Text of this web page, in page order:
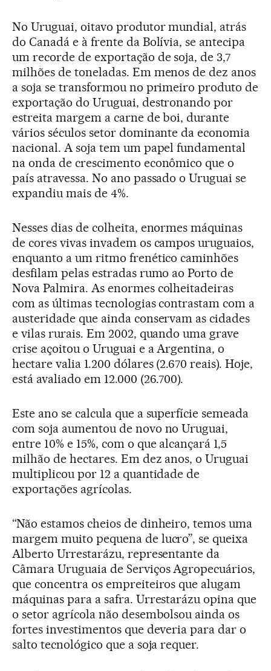
No Uruguai, oitavo produtor mundial, atrás
do Canadá e à frente da Bolívia, se antecipa
um recorde de exportação de soja, de 3,7
milhões de toneladas. Em menos de dez anos
a soja se transformou no primeiro produto de
exportação do Uruguai, destronando por
estreita margem a carne de boi, durante
vários séculos setor dominante da economia
nacional. A soja tem um papel fundamental
na onda de crescimento econômico que o
país atravessa. No ano passado o Uruguai se
expandiu mais de 4%.
Nesses dias de colheita, enormes máquinas
de cores vivas invadem os campos uruguaios,
enquanto a um ritmo frenético caminhões
desfilam pelas estradas rumo ao Porto de
Nova Palmira. As enormes colheitadeiras
com as últimas tecnologias contrastam com a
austeridade que ainda conservam as cidades
e vilas rurais. Em 2002, quando uma grave
crise açoitou o Uruguai e a Argentina, o
hectare valia 1.200 dólares (2.670 reais). Hoje,
está avaliado em 12.000 (26.700).
Este ano se calcula que a superfície semeada
com soja aumentou de novo no Uruguai,
entre 10% e 15%, com o que alcançará 1,5
milhão de hectares. Em dez anos, o Uruguai
multiplicou por 12 a quantidade de
exportações agrícolas.
“Não estamos cheios de dinheiro, temos uma
margem muito pequena de lucro”, se queixa
Alberto Urrestarázu, representante da
Câmara Uruguaia de Serviços Agropecuários,
que concentra os empreiteiros que alugam
máquinas para a safra. Urrestarázu opina que
o setor agrícola não desembolsou ainda os
fortes investimentos que deveria para dar o
salto tecnológico que a soja requer.